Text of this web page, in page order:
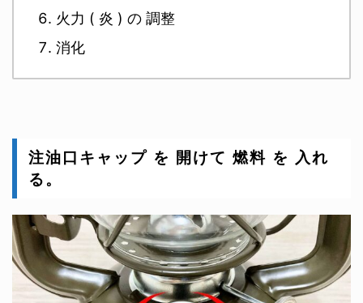
火力 ( 炎 ) の 調整
消化
注油口キャップ を 開けて 燃料 を 入れ
る。